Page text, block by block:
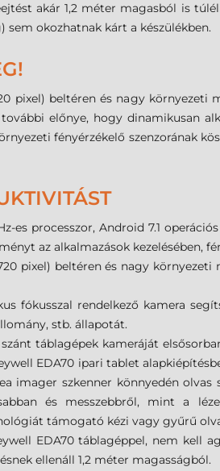
akár 1,2 méter magasból is
sem okozhatnak kárt a készülékben.
pixel) beltéren és nagy
előnye, hogy dinamikusan
fényérzékelő szenzorának
es processzor, Android 7.1
az alkalmazások kezelésében,
pixel) beltéren és nagy
fókusszal rendelkező kamera
stb. állapotát.
táblagépek kameráját
EDA70 ipari tablet
imager szkenner könnyedén
és messzebbről, mint a
támogató kézi vagy gyűrű
EDA70 táblagéppel, nem kell
ellenáll 1,2 méter magasságból.